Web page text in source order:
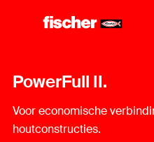
PowerFull II.
Voor economische
houtconstructies.